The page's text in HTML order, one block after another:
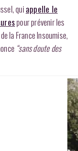
qui appelle le
pour prévenir les
la France Insoumise,
“sans doute des